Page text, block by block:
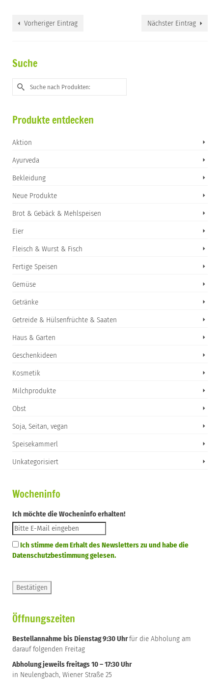
Vorheriger Eintrag Nächster Eintrag
Suche
Suche
nach:
Produkte entdecken
Aktion
Ayurveda
Bekleidung
Neue Produkte
Brot & Gebäck & Mehlspeisen
Eier
Fleisch & Wurst & Fisch
Fertige Speisen
Gemüse
Getränke
Getreide & Hülsenfrüchte & Saaten
Haus & Garten
Geschenkideen
Kosmetik
Milchprodukte
Obst
Soja, Seitan, vegan
Speisekammerl
Unkategorisiert
Wocheninfo
Ich möchte die Wocheninfo erhalten!
Ich stimme dem Erhalt des Newsletters zu und habe die
Datenschutzbestimmung gelesen.
Öffnungszeiten
Bestellannahme bis Dienstag 9:30 Uhrfür die Abholung am
darauf folgenden Freitag
Abholung jeweils freitags 10 – 17:30 Uhr
in Neulengbach, Wiener Straße 25